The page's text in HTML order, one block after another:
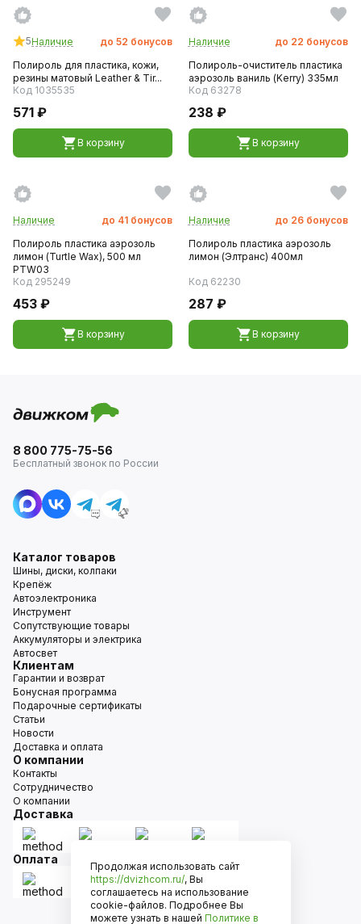
5Наличие до 52 бонусов
Полироль для пластика, кожи,
резины матовый Leather & Tir...
Код 1035535
571 ₽
В корзину
Наличие до 22 бонусов
Полироль-очиститель пластика
аэрозоль ваниль (Kerry) 335мл
Код 63278
238 ₽
В корзину
Наличие до 41 бонусов
Полироль пластика аэрозоль
лимон (Turtle Wax), 500 мл
PTW03
Код 295249
453 ₽
В корзину
Наличие до 26 бонусов
Полироль пластика аэрозоль
лимон (Элтранс) 400мл
Код 62230
287 ₽
В корзину
8 800 775-75-56
Бесплатный звонок по России
Каталог товаров
Шины, диски, колпаки
Крепёж
Автоэлектроника
Инструмент
Сопутствующие товары
Аккумуляторы и электрика
Автосвет
Клиентам
Гарантии и возврат
Бонусная программа
Подарочные сертификаты
Статьи
Новости
Доставка и оплата
О компании
Контакты
Сотрудничество
О компании
Доставка
Оплата
Продолжая использовать сайт
https://dvizhcom.ru/, Вы
соглашаетесь на использование
cookie-файлов. Подробнее Вы
можете узнать в нашей Политике в